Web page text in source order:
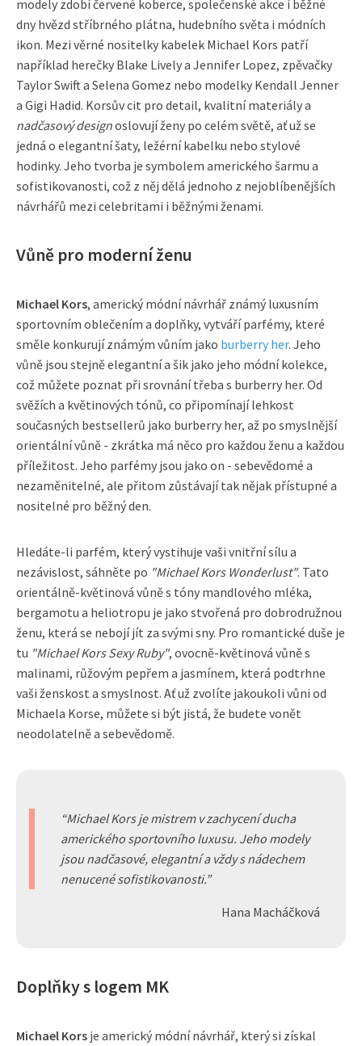
modely zdobí červené koberce, společenské akce i běžné
dny hvězd stříbrného plátna, hudebního světa i módních
ikon. Mezi věrné nositelky kabelek Michael Kors patří
například herečky Blake Lively a Jennifer Lopez, zpěvačky
Taylor Swift a Selena Gomez nebo modelky Kendall Jenner
a Gigi Hadid. Korsův cit pro detail, kvalitní materiály a
nadčasový designoslovují ženy po celém světě, ať už se
jedná o elegantní šaty, ležérní kabelku nebo stylové
hodinky. Jeho tvorba je symbolem amerického šarmu a
sofistikovanosti, což z něj dělá jednoho z nejoblíbenějších
návrhářů mezi celebritami i běžnými ženami.
Vůně pro moderní ženu
Michael Kors, americký módní návrhář známý luxusním
sportovním oblečením a doplňky, vytváří parfémy, které
směle konkurují známým vůním jako burberry her. Jeho
vůně jsou stejně elegantní a šik jako jeho módní kolekce,
což můžete poznat při srovnání třeba s burberry her. Od
svěžích a květinových tónů, co připomínají lehkost
současných bestsellerů jako burberry her, až po smyslnější
orientální vůně - zkrátka má něco pro každou ženu a každou
příležitost. Jeho parfémy jsou jako on - sebevědomé a
nezaměnitelné, ale přitom zůstávají tak nějak přístupné a
nositelné pro běžný den.
Hledáte-li parfém, který vystihuje vaši vnitřní sílu a
nezávislost, sáhněte po "Michael Kors Wonderlust". Tato
orientálně-květinová vůně s tóny mandlového mléka,
bergamotu a heliotropu je jako stvořená pro dobrodružnou
ženu, která se nebojí jít za svými sny. Pro romantické duše je
tu "Michael Kors Sexy Ruby", ovocně-květinová vůně s
malinami, růžovým pepřem a jasmínem, která podtrhne
vaši ženskost a smyslnost. Ať už zvolíte jakoukoli vůni od
Michaela Korse, můžete si být jistá, že budete vonět
neodolatelně a sebevědomě.
Michael Kors je mistrem v zachycení ducha
amerického sportovního luxusu. Jeho modely
jsou nadčasové, elegantní a vždy s nádechem
nenucené sofistikovanosti.
Hana Macháčková
Doplňky s logem MK
Michael Kors je americký módní návrhář, který si získal